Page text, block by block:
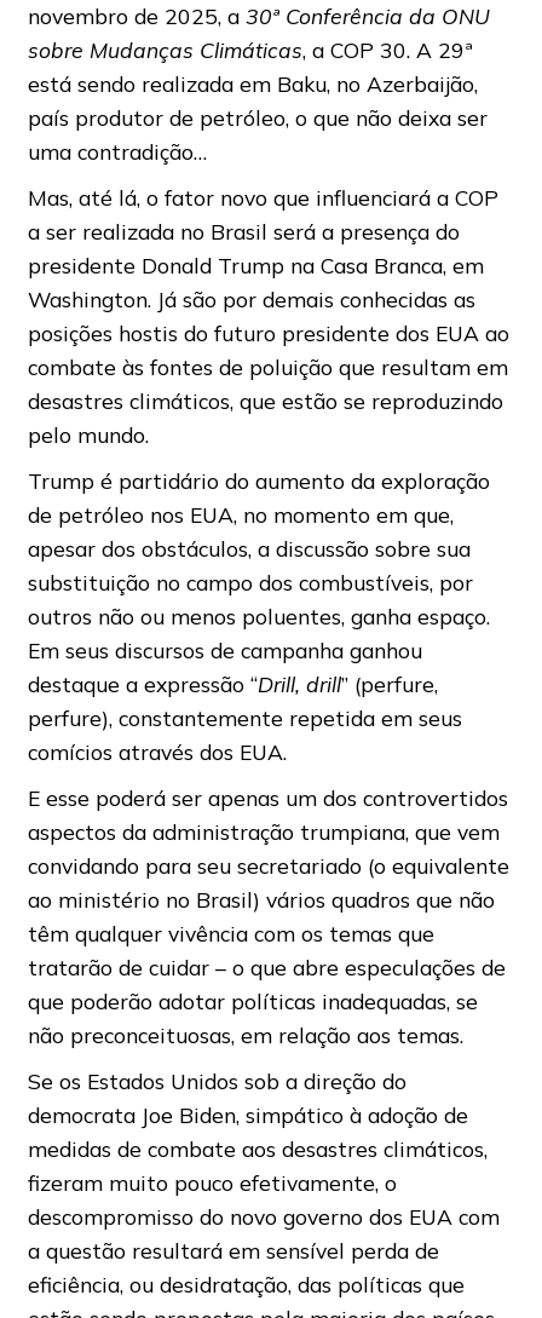
novembro de 2025, a 30ª Conferência da ONU
sobre Mudanças Climáticas, a COP 30. A 29ª
está sendo realizada em Baku, no Azerbaijão,
país produtor de petróleo, o que não deixa ser
uma contradição…
Mas, até lá, o fator novo que influenciará a COP
a ser realizada no Brasil será a presença do
presidente Donald Trump na Casa Branca, em
Washington. Já são por demais conhecidas as
posições hostis do futuro presidente dos EUA ao
combate às fontes de poluição que resultam em
desastres climáticos, que estão se reproduzindo
pelo mundo.
Trump é partidário do aumento da exploração
de petróleo nos EUA, no momento em que,
apesar dos obstáculos, a discussão sobre sua
substituição no campo dos combustíveis, por
outros não ou menos poluentes, ganha espaço.
Em seus discursos de campanha ganhou
destaque a expressão “Drill, drill” (perfure,
perfure), constantemente repetida em seus
comícios através dos EUA.
E esse poderá ser apenas um dos controvertidos
aspectos da administração trumpiana, que vem
convidando para seu secretariado (o equivalente
ao ministério no Brasil) vários quadros que não
têm qualquer vivência com os temas que
tratarão de cuidar – o que abre especulações de
que poderão adotar políticas inadequadas, se
não preconceituosas, em relação aos temas.
Se os Estados Unidos sob a direção do
democrata Joe Biden, simpático à adoção de
medidas de combate aos desastres climáticos,
fizeram muito pouco efetivamente, o
descompromisso do novo governo dos EUA com
a questão resultará em sensível perda de
eficiência, ou desidratação, das políticas que